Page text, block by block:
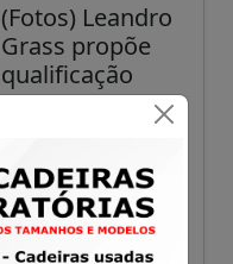
(Fotos) Leandro
Grass propõe
qualificação
para agentes
Santa Maria
angariar
recursos
públicos